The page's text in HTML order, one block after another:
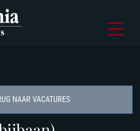
NAAR VACATURES